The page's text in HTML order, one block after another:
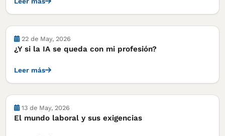
22 de May, 2026
¿Y si la IA se queda con mi profesión?
Leer más
13 de May, 2026
El mundo laboral y sus exigencias